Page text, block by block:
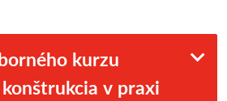
kurzu
v praxi